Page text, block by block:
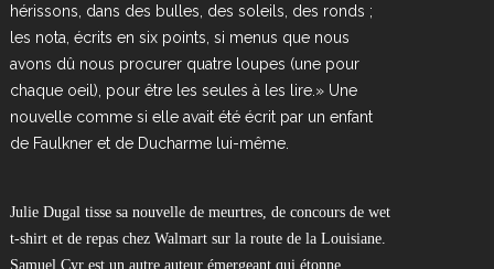
hérissons, dans des bulles, des soleils, des ronds ;
les nota, écrits en six points, si menus que nous
avons dû nous procurer quatre loupes (une pour
chaque oeil), pour être les seules à les lire.» Une
nouvelle comme si elle avait été écrit par un enfant
de Faulkner et de Ducharme lui-même.
Julie Dugal tisse sa nouvelle de meurtres, de concours de wet
t-shirt et de repas chez Walmart sur la route de la Louisiane.
Samuel Cyr est un autre auteur émergeant qui étonne.